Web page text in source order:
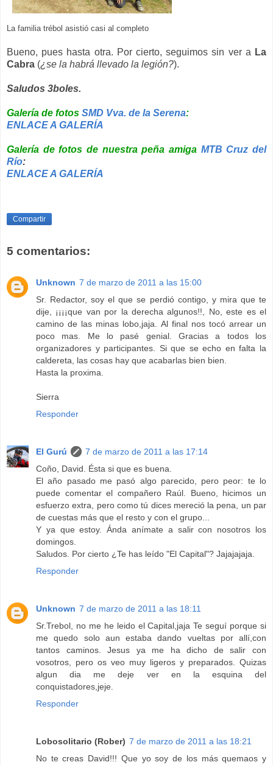
La familia trébol asistió casi al completo
Bueno, pues hasta otra. Por cierto, seguimos sin ver a La
Cabra (¿se la habrá llevado la legión?).
Saludos 3boles.
Galería de fotos SMD Vva. de la Serena:
ENLACE A GALERÍA
Galería de fotos de nuestra peña amiga MTB Cruz del
Río:
ENLACE A GALERÍA
Compartir
5 comentarios:
Unknown 7 de marzo de 2011 a las 15:00
Sr. Redactor, soy el que se perdió contigo, y mira que te
dije, ¡¡¡¡que van por la derecha algunos!!, No, este es el
camino de las minas lobo,jaja. Al final nos tocó arrear un
poco mas. Me lo pasé genial. Gracias a todos los
organizadores y participantes. Si que se echo en falta la
caldereta, las cosas hay que acabarlas bien bien.
Hasta la proxima.
Sierra
Responder
El Gurú
7 de marzo de 2011 a las 17:14
Coño, David. Ésta si que es buena.
El año pasado me pasó algo parecido, pero peor: te lo
puede comentar el compañero Raúl. Bueno, hicimos un
esfuerzo extra, pero como tú dices mereció la pena, un par
de cuestas más que el resto y con el grupo...
Y ya que estoy. Ánda anímate a salir con nosotros los
domingos.
Saludos. Por cierto ¿Te has leído "El Capital"? Jajajajaja.
Responder
Unknown 7 de marzo de 2011 a las 18:11
Sr.Trebol, no me he leido el Capital,jaja Te seguí porque si
me quedo solo aun estaba dando vueltas por allí,con
tantos caminos. Jesus ya me ha dicho de salir con
vosotros, pero os veo muy ligeros y preparados. Quizas
algun dia me deje ver en la esquina del
conquistadores,jeje.
Responder
Lobosolitario (Rober) 7 de marzo de 2011 a las 18:21
No te creas David!!! Que yo soy de los más quemaos y